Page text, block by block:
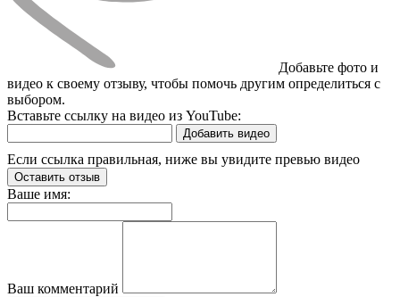
Добавьте фото и
видео к своему отзыву, чтобы помочь другим определиться с
выбором.
Вставьте ссылку на видео из YouTube:
Добавить видео
Если ссылка правильная, ниже вы увидите превью видео
Оставить отзыв
Ваше имя:
Ваш комментарий